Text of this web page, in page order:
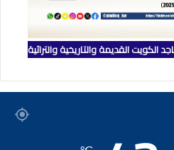
الكويت القديمة والتاريخية والتراثية